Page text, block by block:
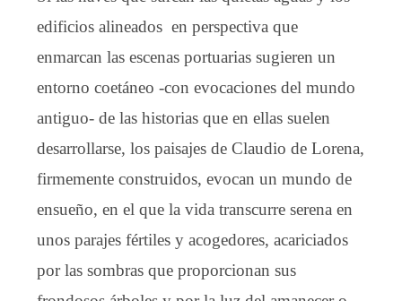
edificios alineados en perspectiva que
enmarcan las escenas portuarias sugieren un
entorno coetáneo -con evocaciones del mundo
antiguo- de las historias que en ellas suelen
desarrollarse, los paisajes de Claudio de Lorena,
firmemente construidos, evocan un mundo de
ensueño, en el que la vida transcurre serena en
unos parajes fértiles y acogedores, acariciados
por las sombras que proporcionan sus